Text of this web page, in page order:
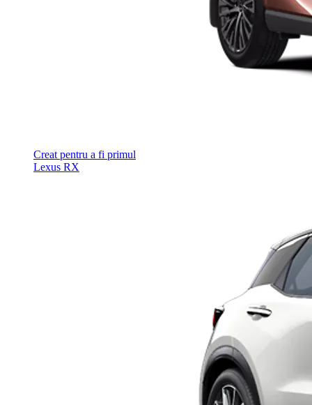
Creat pentru a fi primul
Lexus RX